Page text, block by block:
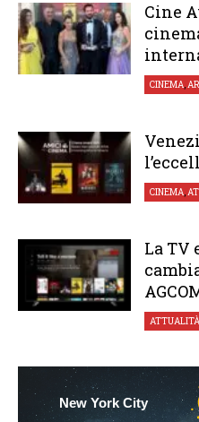
Cine
CINEMA,
CINEMA,
La TV
ATTUALITÀ
New York City